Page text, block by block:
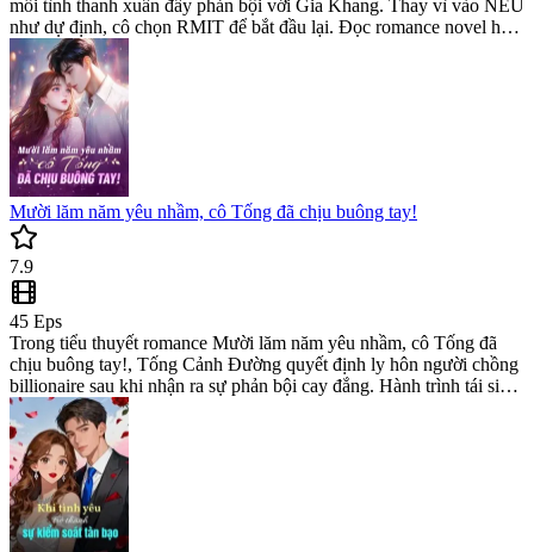
mối tình thanh xuân đầy phản bội với Gia Khang. Thay vì vào NEU
như dự định, cô chọn RMIT để bắt đầu lại. Đọc romance novel hấp
dẫn này tại web novel để theo dõi hành trình chữa lành và trưởng
thành của một young adult fiction.
Mười lăm năm yêu nhầm, cô Tống đã chịu buông tay!
7.9
45 Eps
Trong tiểu thuyết romance Mười lăm năm yêu nhầm, cô Tống đã
chịu buông tay!, Tống Cảnh Đường quyết định ly hôn người chồng
billionaire sau khi nhận ra sự phản bội cay đắng. Hành trình tái sinh
thành chuyên gia y dược rực rỡ khiến đây là một modern novel đầy
lôi cuốn về sự trả giá.